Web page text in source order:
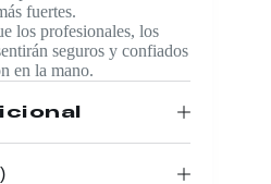
fuertes.
los profesionales, los
seguros y confiados
en la mano.​